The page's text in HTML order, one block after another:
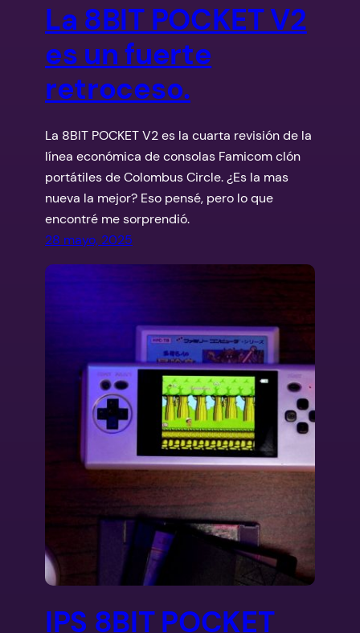
La 8BIT POCKET V2
es un fuerte
retroceso.
La 8BIT POCKET V2 es la cuarta revisión de la
línea económica de consolas Famicom clón
portátiles de Colombus Circle. ¿Es la mas
nueva la mejor? Eso pensé, pero lo que
encontré me sorprendió.
28 mayo, 2025
IPS 8BIT POCKET